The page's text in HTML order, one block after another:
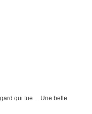
qui tue ... Une belle